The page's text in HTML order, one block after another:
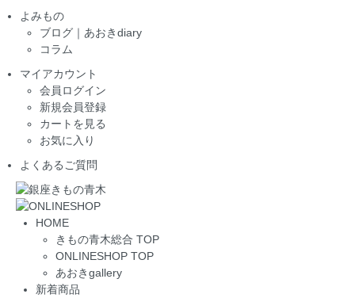
よみもの
ブログ｜あおきdiary
コラム
マイアカウント
会員ログイン
新規会員登録
カートを見る
お気に入り
よくあるご質問
HOME
きもの青木総合 TOP
ONLINESHOP TOP
あおきgallery
新着商品